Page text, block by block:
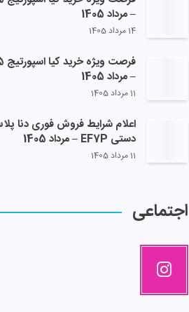
– مرداد 1405
14 مرداد 1405
– مرداد 1405
11 مرداد 1405
اعلام شرایط فروش فوری دنا
دستی EF7P – مرداد 1405
11 مرداد 1405
اجتماعی